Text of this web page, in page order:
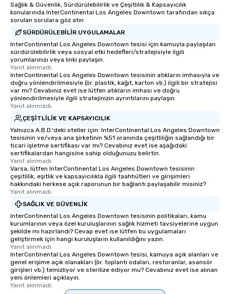
Sağlık & Güvenlik, Sürdürülebilirlik ve Çeşitlilik & Kapsayıcılık
konularında InterContinental Los Angeles Downtown tarafından sıkça
sorulan sorulara göz atın
SÜRDÜRÜLEBILIR UYGULAMALAR
InterContinental Los Angeles Downtown tesisi için kamuyla paylaşılan
sürdürülebilirlik veya sosyal etki hedefleri/stratejisiyle ilgili
yorumlarınızı veya linki paylaşın.
Yanıt alınmadı.
InterContinental Los Angeles Downtown tesisinin atıkların imhasıyla ve
doğru yönlendirilmesiyle (ör. plastik, kağıt, karton vb.) ilgili bir stratejisi
var mı? Cevabınız evet ise lütfen atıkların imhası ve doğru
yönlendirilmesiyle ilgili stratejinizin ayrıntılarını paylaşın.
Yanıt alınmadı.
ÇEŞITLILIK VE KAPSAYICILIK
Yalnızca A.B.D.'deki oteller için: InterContinental Los Angeles Downtown
tesisinin ve/veya ana şirketinin %51 oranında çeşitliliğin sağlandığı bir
ticari işletme sertifikası var mı? Cevabınız evet ise aşağıdaki
sertifikalardan hangisine sahip olduğunuzu belirtin.
Yanıt alınmadı.
Varsa, lütfen InterContinental Los Angeles Downtown tesisinin
çeşitlilik, eşitlik ve kapsayıcılıkla ilgili taahhütleri ve girişimleri
hakkındaki herkese açık raporunun bir bağlantı paylaşabilir misiniz?
Yanıt alınmadı.
SAĞLIK VE GÜVENLIK
InterContinental Los Angeles Downtown tesisinin politikaları, kamu
kurumlarının veya özel kuruluşlarının sağlık hizmeti tavsiyelerine uygun
şekilde mı hazırlandı? Cevap evet ise lütfen bu uygulamaları
geliştirmek için hangi kuruluşların kullanıldığını yazın.
Yanıt alınmadı.
InterContinental Los Angeles Downtown tesisi, kamuya açık alanları ve
genel erişime açık olanakları (ör. toplantı odaları, restoranlar, asansör
girişleri vb.) temizliyor ve sterilize ediyor mu? Cevabınız evet ise alınan
yeni önlemleri açıklayın.
Yanıt alınmadı.